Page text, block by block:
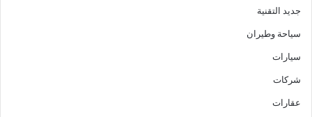
جديد التقنية
سياحة وطيران
سيارات
شركات
عقارات